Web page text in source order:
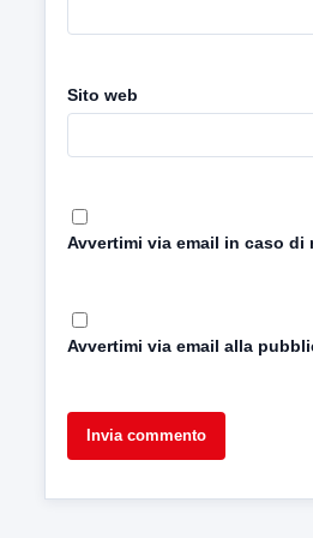
Sito web
Avvertimi via email in caso di
Avvertimi via email alla